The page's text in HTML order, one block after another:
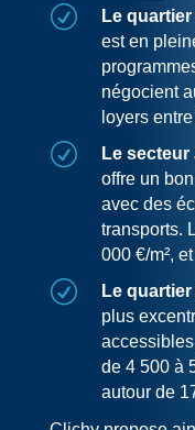
R
Le
est en
négocient
loyers
R
Le
offre un
avec des
transports.
000 €/m²,
R Le
plus
de 4 500 à
autour de